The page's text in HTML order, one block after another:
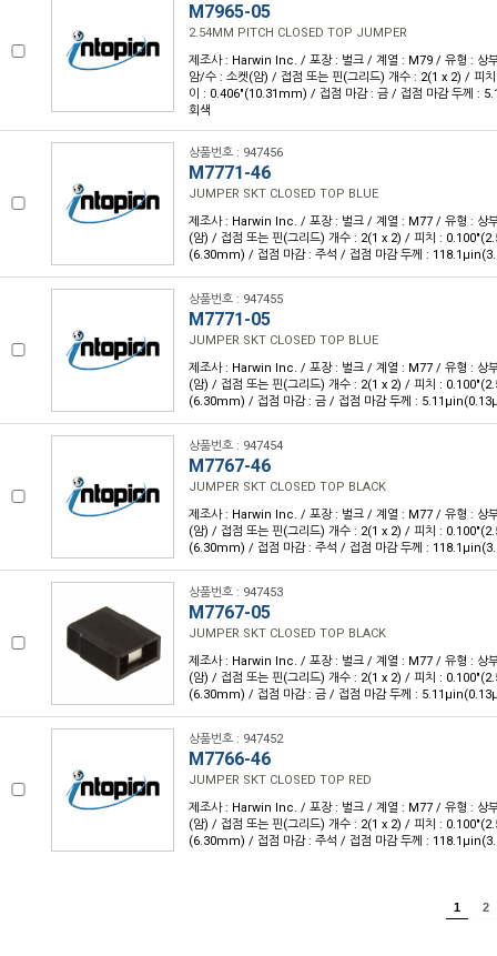
M7965-05
2.54MM PITCH CLOSED TOP JUMPER
제조사 : Harwin Inc. / 포장 : 벌크 / 계열 : M79 / 유형 : 상
암/수 : 소켓(암) / 접점 또는 핀(그리드) 개수 : 2(1 x 2) / 피
이 : 0.406"(10.31mm) / 접점 마감 : 금 / 접점 마감 두께 :
회색
상품번호 : 947456
M7771-46
JUMPER SKT CLOSED TOP BLUE
제조사 : Harwin Inc. / 포장 : 벌크 / 계열 : M77 / 유형 : 상
(암) / 접점 또는 핀(그리드) 개수 : 2(1 x 2) / 피치 :
(6.30mm) / 접점 마감 : 주석 / 접점 마감 두께 :
상품번호 : 947455
M7771-05
JUMPER SKT CLOSED TOP BLUE
제조사 : Harwin Inc. / 포장 : 벌크 / 계열 : M77 / 유형 : 상
(암) / 접점 또는 핀(그리드) 개수 : 2(1 x 2) / 피치 :
(6.30mm) / 접점 마감 : 금 / 접점 마감 두께 :
상품번호 : 947454
M7767-46
JUMPER SKT CLOSED TOP BLACK
제조사 : Harwin Inc. / 포장 : 벌크 / 계열 : M77 / 유형 : 상
(암) / 접점 또는 핀(그리드) 개수 : 2(1 x 2) / 피치 :
(6.30mm) / 접점 마감 : 주석 / 접점 마감 두께 :
상품번호 : 947453
M7767-05
JUMPER SKT CLOSED TOP BLACK
제조사 : Harwin Inc. / 포장 : 벌크 / 계열 : M77 / 유형 : 상
(암) / 접점 또는 핀(그리드) 개수 : 2(1 x 2) / 피치 :
(6.30mm) / 접점 마감 : 금 / 접점 마감 두께 :
상품번호 : 947452
M7766-46
JUMPER SKT CLOSED TOP RED
제조사 : Harwin Inc. / 포장 : 벌크 / 계열 : M77 / 유형 : 상
(암) / 접점 또는 핀(그리드) 개수 : 2(1 x 2) / 피치 :
(6.30mm) / 접점 마감 : 주석 / 접점 마감 두께 :
1 2